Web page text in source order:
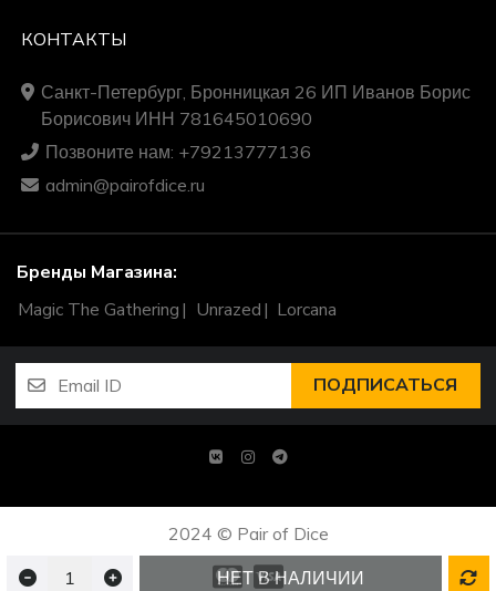
НЕТ В НАЛИЧИИ
КОНТАКТЫ
Санкт-Петербург, Бронницкая 26 ИП Иванов Борис
Борисович ИНН 781645010690
Позвоните нам: +79213777136
admin@pairofdice.ru
Бренды Магазина:
Magic The Gathering
Unrazed Lorcana
ПОДПИСАТЬСЯ
2024 © Pair of Dice